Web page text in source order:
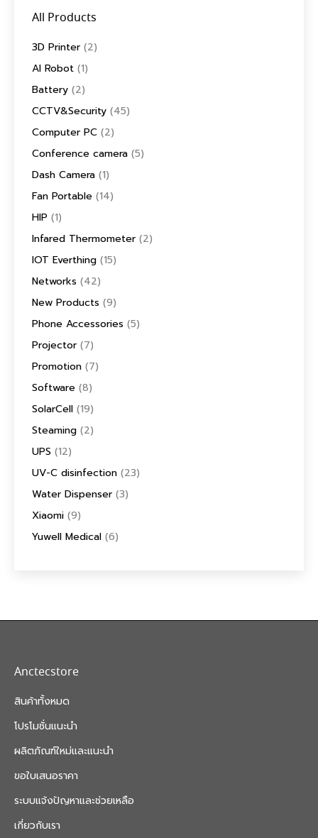
All Products
3D Printer (2)
AI Robot (1)
Battery (2)
CCTV&Security (45)
Computer PC (2)
Conference camera (5)
Dash Camera (1)
Fan Portable (14)
HIP (1)
Infared Thermometer (2)
IOT Everthing (15)
Networks (42)
New Products (9)
Phone Accessories (5)
Projector (7)
Promotion (7)
Software (8)
SolarCell (19)
Steaming (2)
UPS (12)
UV-C disinfection (23)
Water Dispenser (3)
Xiaomi (9)
Yuwell Medical (6)
Anctecstore
สินค้าทั้งหมด
โปรโมชั่นแนะนำ
ผลิตภัณฑ์ใหม่และแนะนำ
ขอใบเสนอราคา
ระบบแจ้งปัญหาและช่วยเหลือ
เกี่ยวกับเรา